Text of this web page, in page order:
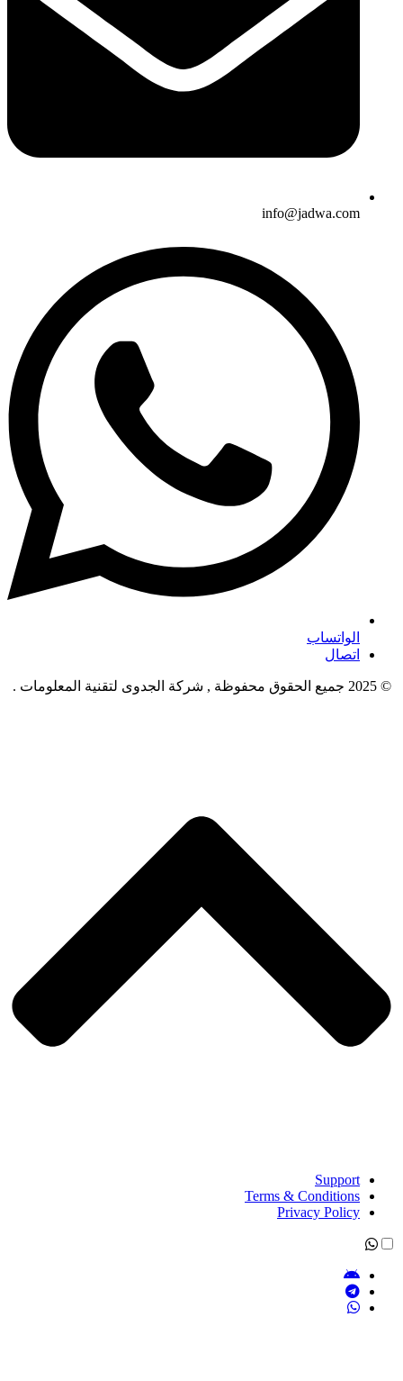
info@jadwa.com
الواتساب
اتصال
© 2025 جميع الحقوق محفوظة , شركة الجدوى لتقنية المعلومات .
Support
Terms & Conditions
Privacy Policy